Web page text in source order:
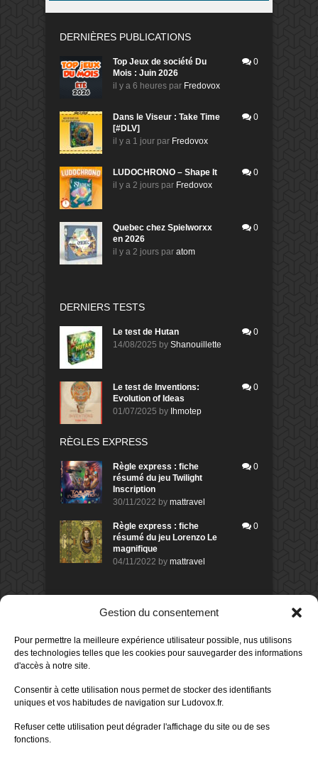
Gestion du consentement
Pour permettre la meilleure expérience utilisateur possible, nus utilisons
des technologies telles que les cookies pour sauvegarder des informations
d'accès à notre site.
Consentir à cette utilisation nous permet de stocker des identifiants
uniques et vos habitudes de navigation sur Ludovox.fr.
Refuser cette utilisation peut dégrader l'affichage du site ou de ses
fonctions.
DERNIÈRES PUBLICATIONS
Top Jeux de société Du
Mois : Juin 2026
il y a 6 heures par Fredovox
0
Dans le Viseur : Take Time
[#DLV]
il y a 1 jour par Fredovox
0
LUDOCHRONO – Shape It
il y a 2 jours par Fredovox
0
Quebec chez Spielworxx
en 2026
il y a 2 jours par atom
0
DERNIERS TESTS
Le test de Hutan
14/08/2025 by Shanouillette
0
Le test de Inventions:
Evolution of Ideas
01/07/2025 by Ihmotep
0
RÈGLES EXPRESS
Règle express : fiche
résumé du jeu Twilight
Inscription
30/11/2022 by mattravel
0
Règle express : fiche
résumé du jeu Lorenzo Le
magnifique
04/11/2022 by mattravel
0
DERNIERS AVIS DES MEMBRES
Avis de
Sur le jeu Collect!
il y a 1 jour
Avis demorlockbob
Sur le jeu Detective Box - Ciao
Publié leil y a 3 jours
80%